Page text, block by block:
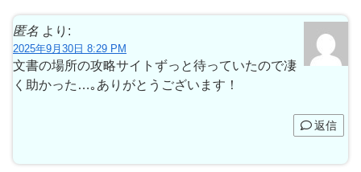
匿名 より:
2025年9月30日 8:29 PM
文書の場所の攻略サイトずっと待っていたので凄
く助かった…｡ありがとうございます！
返信